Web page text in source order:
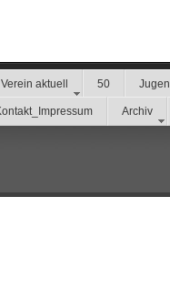
Verein aktuell 50
Archiv